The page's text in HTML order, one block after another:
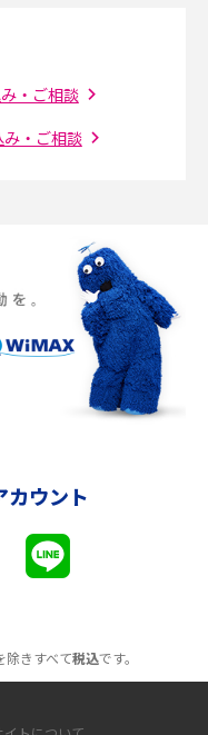
を解説
ット、中継機との違いを解
選び方や向いている方の特
び方は？メリット・デメリ
・デメリットを解説
デメリットや選び方を解説
・ご相談
・ご相談
カウント
きすべて税込です。